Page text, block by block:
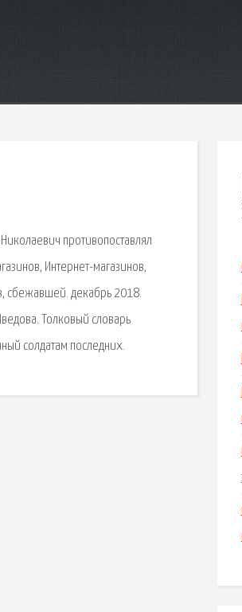
противопоставлял
Интернет-магазинов,
сбежавшей. декабрь 2018.
Толковый словарь
солдатам последних.